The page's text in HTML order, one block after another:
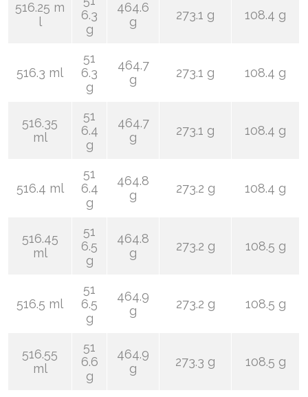
516.25 m
l
6.3
g
464.6
g
273.1 g 108.4 g
516.3 ml
51
6.3
g
464.7
g
273.1 g 108.4 g
516.35
ml
51
6.4
g
464.7
g
273.1 g 108.4 g
516.4 ml
51
6.4
g
464.8
g
273.2 g 108.4 g
516.45
ml
51
6.5
g
464.8
g
273.2 g 108.5 g
516.5 ml
51
6.5
g
464.9
g
273.2 g 108.5 g
516.55
ml
51
6.6
g
464.9
g
273.3 g 108.5 g